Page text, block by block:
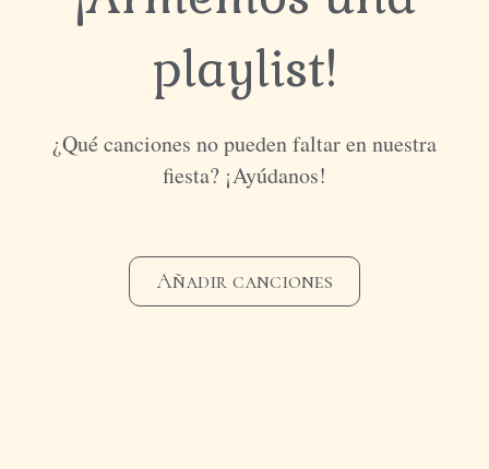
playlist!
¿Qué canciones no pueden faltar en nuestra
fiesta? ¡Ayúdanos!
Añadir canciones